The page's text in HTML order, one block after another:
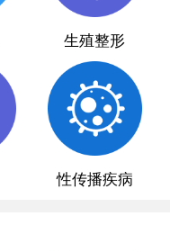
生殖整形
性传播疾病